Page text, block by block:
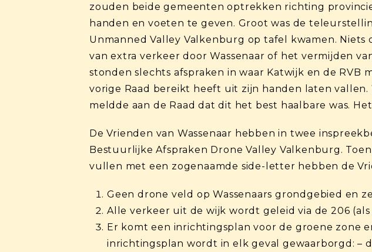
zouden beide gemeenten optrekken richting
handen en voeten te geven. Groot was de
Unmanned Valley Valkenburg op tafel kwamen.
van extra verkeer door Wassenaar of het vermijden
stonden slechts afspraken in waar Katwijk en de
vorige Raad bereikt heeft uit zijn handen laten
meldde aan de Raad dat dit het best haalbare was.
De Vrienden van Wassenaar hebben in twee
Bestuurlijke Afspraken Drone Valley Valkenburg.
vullen met een zogenaamde side-letter hebben de
Geen drone veld op Wassenaars grondgebied en
Alle verkeer uit de wijk wordt geleid via de 206
Er komt een inrichtingsplan voor de groene zone
inrichtingsplan wordt in elk geval gewaarborgd: –